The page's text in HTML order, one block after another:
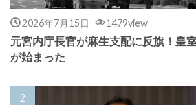
2026年7月15日 1479view
元宮内庁長官が麻生支配に反旗！皇
が始まった